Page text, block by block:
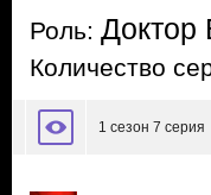
Роль: Доктор
Количество
1 сезон 7 серия